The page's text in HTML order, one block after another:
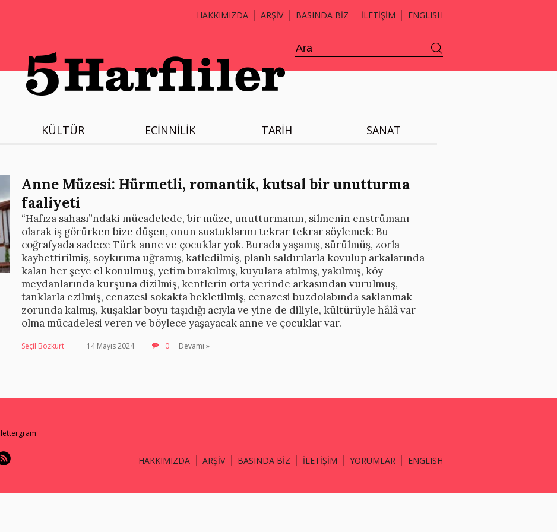
HAKKIMIZDA ARŞİV BASINDA BİZ İLETİŞİM ENGLISH
KÜLTÜR ECİNNİLİK TARİH SANAT
Anne Müzesi: Hürmetli, romantik, kutsal bir unutturma
faaliyeti
“Hafıza sahası”ndaki mücadelede, bir müze, unutturmanın, silmenin enstrümanı
olarak iş görürken bize düşen, onun sustuklarını tekrar tekrar söylemek: Bu
coğrafyada sadece Türk anne ve çocuklar yok. Burada yaşamış, sürülmüş, zorla
kaybettirilmiş, soykırıma uğramış, katledilmiş, planlı saldırılarla kovulup arkalarında
kalan her şeye el konulmuş, yetim bırakılmış, kuyulara atılmış, yakılmış, köy
meydanlarında kurşuna dizilmiş, kentlerin orta yerinde arkasından vurulmuş,
tanklarla ezilmiş, cenazesi sokakta bekletilmiş, cenazesi buzdolabında saklanmak
zorunda kalmış, kuşaklar boyu taşıdığı acıyla ve yine de diliyle, kültürüyle hâlâ var
olma mücadelesi veren ve böylece yaşayacak anne ve çocuklar var.
Seçil Bozkurt 14 Mayıs 2024 0 Devamı »
lettergram
HAKKIMIZDA ARŞİV BASINDA BİZ İLETİŞİM YORUMLAR ENGLISH